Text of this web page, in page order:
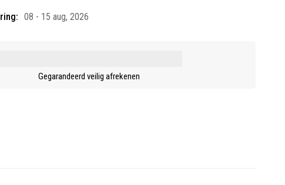
08 - 15 aug, 2026
Gegarandeerd veilig afrekenen